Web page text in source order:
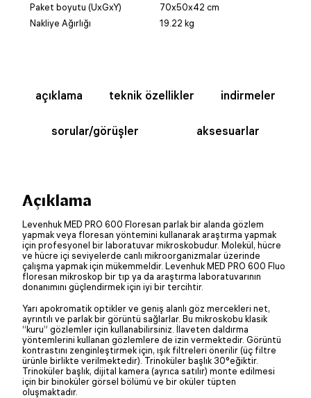
Paket boyutu (UxGxY)
70x50x42 cm
Nakliye Ağırlığı
19.22 kg
açıklama teknik özellikler indirmeler
sorular/görüşler aksesuarlar
Açıklama
Levenhuk MED PRO 600 Floresan parlak bir alanda gözlem
yapmak veya floresan yöntemini kullanarak araştırma yapmak
için profesyonel bir laboratuvar mikroskobudur. Molekül, hücre
ve hücre içi seviyelerde canlı mikroorganizmalar üzerinde
çalışma yapmak için mükemmeldir. Levenhuk MED PRO 600 Fluo
floresan mikroskop bir tıp ya da araştırma laboratuvarının
donanımını güçlendirmek için iyi bir tercihtir.
Yarı apokromatik optikler ve geniş alanlı göz mercekleri net,
ayrıntılı ve parlak bir görüntü sağlarlar. Bu mikroskobu klasik
“kuru” gözlemler için kullanabilirsiniz. İlaveten daldırma
yöntemlerini kullanan gözlemlere de izin vermektedir. Görüntü
kontrastını zenginleştirmek için, ışık filtreleri önerilir (üç filtre
ürünle birlikte verilmektedir). Trinoküler başlık 30°eğiktir.
Trinoküler başlık, dijital kamera (ayrıca satılır) monte edilmesi
için bir binoküler görsel bölümü ve bir oküler tüpten
oluşmaktadır.